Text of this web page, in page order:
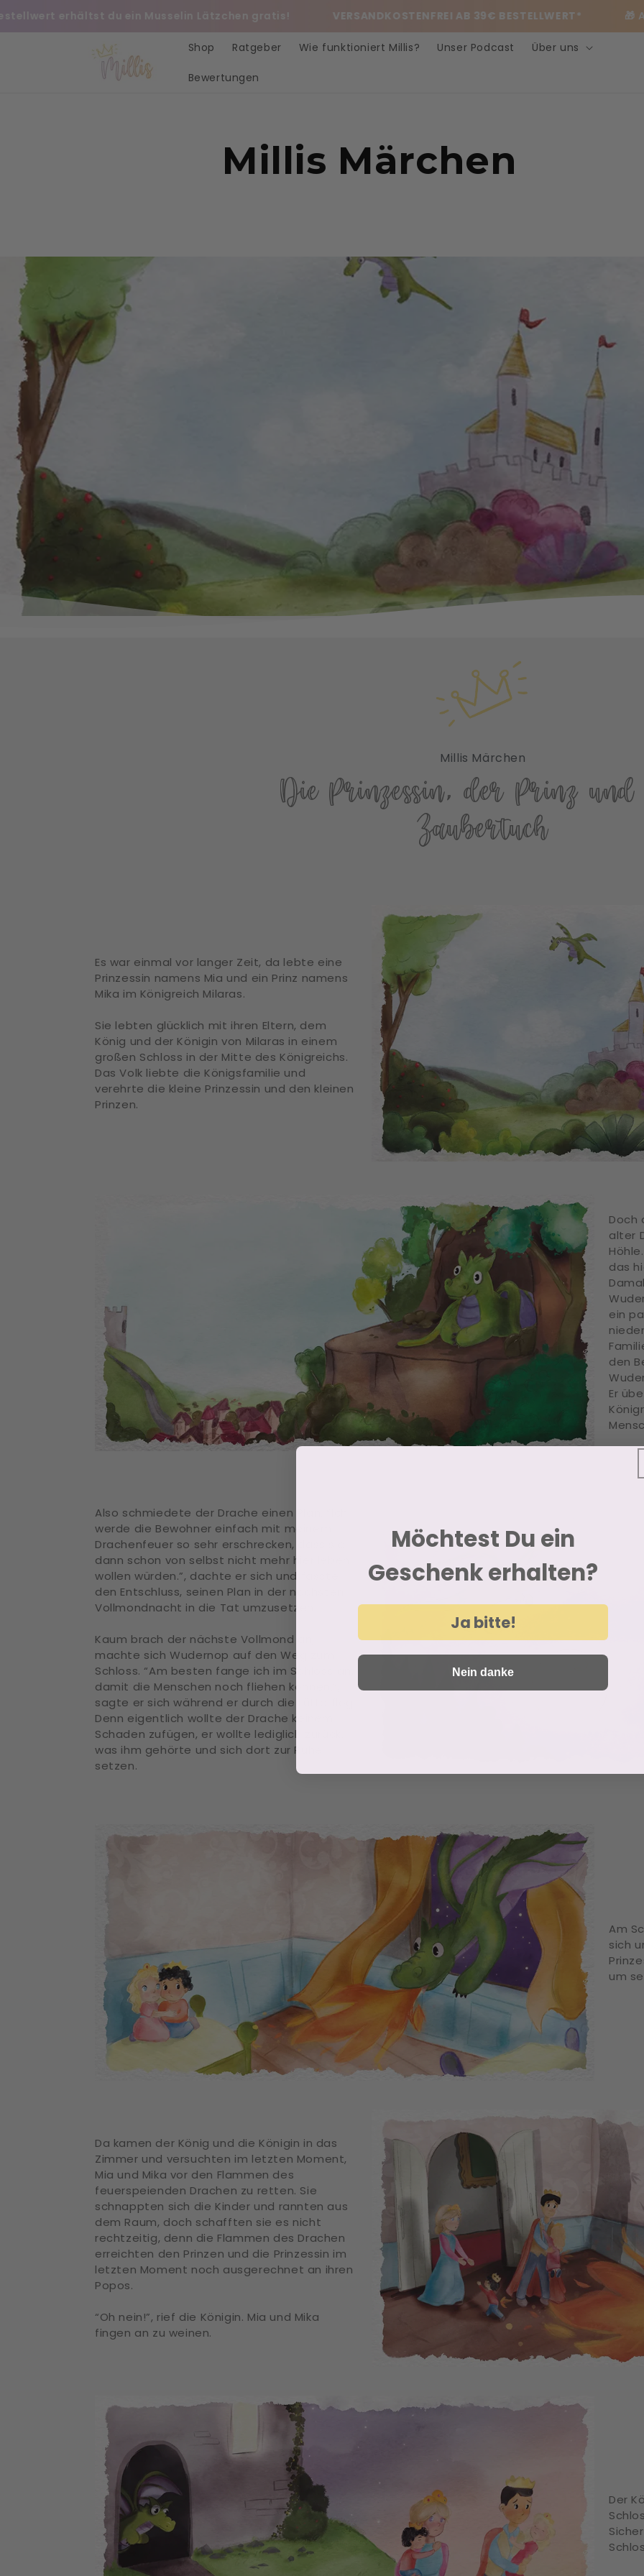
zum
Inhalt
erhältst du ein Musselin Lätzchen gratis! VERSANDKOSTENFREI AB 39€ BESTELLWERT* 🎁
Shop Ratgeber Wie funktioniert Millis? Unser Podcast Über uns
Bewertungen
Millis Märchen
Millis Märchen
Die Prinzessin, der Prinz und
Zaubertuch
Es war einmal vor langer Zeit, da lebte eine
Prinzessin namens Mia und ein Prinz namens
Mika im Königreich Milaras.
Sie lebten glücklich mit ihren Eltern, dem
König und der Königin von Milaras in einem
großen Schloss in der Mitte des Königreichs.
Das Volk liebte die Königsfamilie und
verehrte die kleine Prinzessin und den kleinen
Prinzen.
Doch
alter
das
ein
den
Er
Also schmiedete der Drache einen Plan. “Ich
werde die Bewohner einfach mit meinem
Drachenfeuer so sehr erschrecken, dass sie
dann schon von selbst nicht mehr hier leben
wollen würden.”, dachte er sich und fasste
den Entschluss, seinen Plan in der nächsten
Vollmondnacht in die Tat umzusetzen.
Kaum brach der nächste Vollmond an,
machte sich Wudernop auf den Weg zum
Schloss. “Am besten fange ich im Schloss an,
damit die Menschen noch fliehen können.”,
sagte er sich während er durch die Lüfte flog.
Denn eigentlich wollte der Drache keinem
Schaden zufügen, er wollte lediglich zurück,
was ihm gehörte und sich dort zur Ruhe
setzen.
Am
sich
um
Da kamen der König und die Königin in das
Zimmer und versuchten im letzten Moment,
Mia und Mika vor den Flammen des
feuerspeienden Drachen zu retten. Sie
schnappten sich die Kinder und rannten aus
dem Raum, doch schafften sie es nicht
rechtzeitig, denn die Flammen des Drachen
erreichten den Prinzen und die Prinzessin im
letzten Moment noch ausgerechnet an ihren
Popos.
“Oh nein!”, rief die Königin. Mia und Mika
fingen an zu weinen.
Der
Möchtest Du ein
Geschenk erhalten?
Ja bitte!
Nein danke